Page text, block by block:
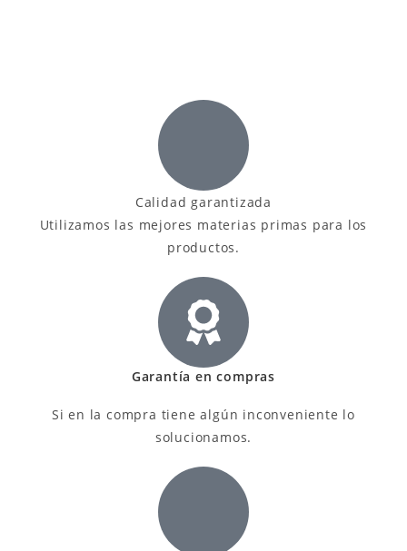
Calidad garantizada
Utilizamos las mejores materias primas para los
productos.
Garantía en compras
Si en la compra tiene algún inconveniente lo
solucionamos.